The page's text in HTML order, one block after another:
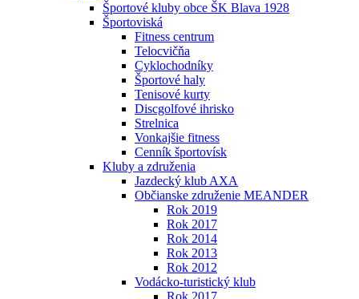
Športové kluby obce ŠK Blava 1928
Športoviská
Fitness centrum
Telocvičňa
Cyklochodníky
Športové haly
Tenisové kurty
Discgolfové ihrisko
Strelnica
Vonkajšie fitness
Cenník športovísk
Kluby a združenia
Jazdecký klub AXA
Občianske združenie MEANDER
Rok 2019
Rok 2017
Rok 2014
Rok 2013
Rok 2012
Vodácko-turistický klub
Rok 2017